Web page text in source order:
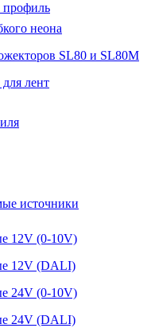
профиль
неона
SL80 и SL80M
лент
источники
12V (0-10V)
12V (DALI)
24V (0-10V)
24V (DALI)